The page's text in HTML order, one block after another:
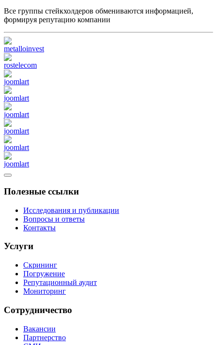
Все группы стейкхолдеров обмениваются информацией,
формируя репутацию компании
Полезные ссылки
Исследования и публикации
Вопросы и ответы
Контакты
Услуги
Скрининг
Погружение
Репутационный аудит
Мониторинг
Сотрудничество
Вакансии
Партнерство